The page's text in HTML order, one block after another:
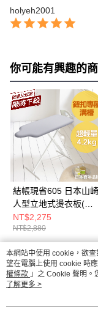
holyeh2001
你可能有興趣的
結帳現省605 日本山崎
人型立地式燙衣板(閃
電銀)/燙衣板/熨燙板/
熨燙墊/燙衣墊
NT$2,275
NT$2,880
熱門標籤
本網站中使用 cookie，欲
望在電腦上使用 cookie 時
權條款 」之 Cookie 聲明。
用條款之 Cookie 聲明使用
了解更多 >